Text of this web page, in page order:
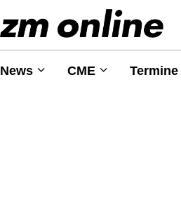
News CME Termine